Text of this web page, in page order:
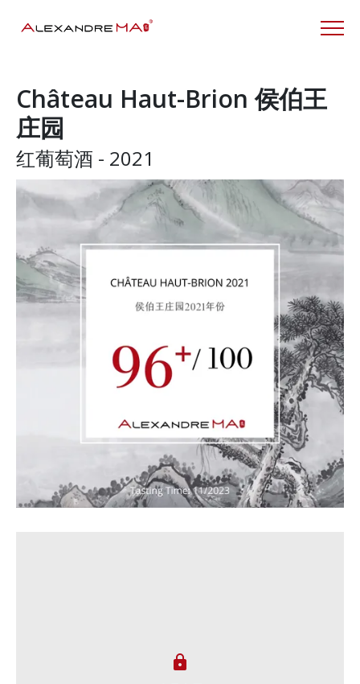
Château Haut-Brion 侯伯王
庄园
红葡萄酒 - 2021
